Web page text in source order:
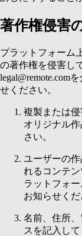
著作権侵害
プラットフォーム
の著作権を侵害し
legal@remote.com
せください。
複製または
オリジナル
さい。
ユーザーの
れるコンテ
ラットフォ
お知らせくだ
名前、住所
スを記入して